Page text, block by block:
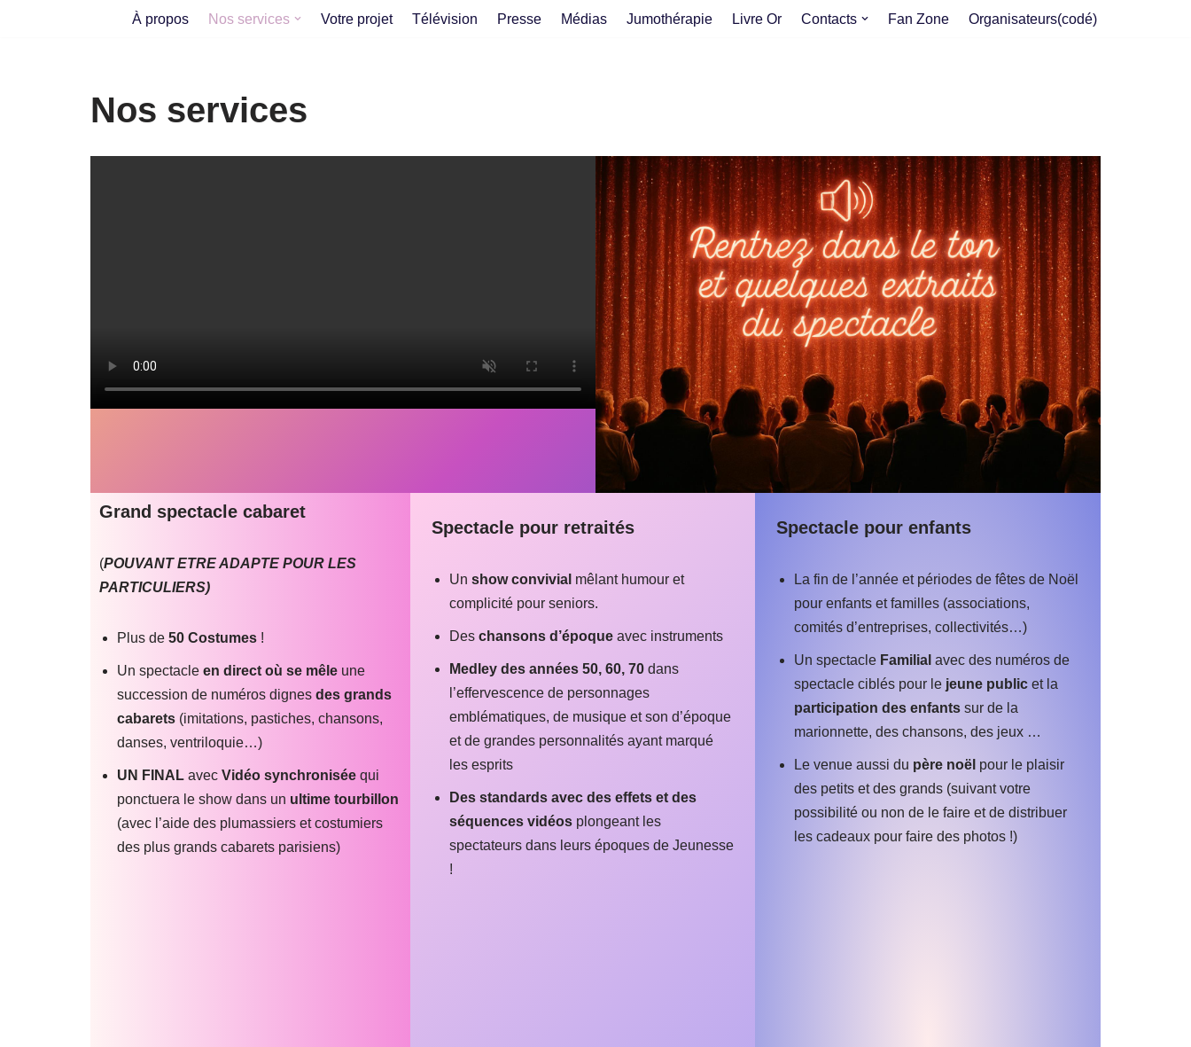
À propos Nos services Votre projet Télévision Presse Médias Jumothérapie Livre Or Contacts Fan Zone Organisateurs(codé)
Nos services
Grand spectacle cabaret
(POUVANT ETRE ADAPTE POUR LES
PARTICULIERS)
Plus de 50 Costumes!
Un spectacle en direct où se mêleune
succession de numéros dignes des grands
cabarets (imitations, pastiches, chansons,
danses, ventriloquie…)
UN FINALavecVidéo synchroniséequi
ponctuera le show dans un ultime tourbillon
(avec l’aide des plumassiers et costumiers
des plus grands cabarets parisiens)
Spectacle pour retraités
Un show convivial mêlant humour et
complicité pour seniors.
Des chansons d’époqueavec instruments
Medley des années 50, 60, 70 dans
l’effervescence de personnages
emblématiques, de musique et son d’époque
et de grandes personnalités ayant marqué
les esprits
Des standards avec des effets et des
séquences vidéosplongeant les
spectateurs dans leurs époques de Jeunesse
!
Spectacle pour enfants
La fin de l’année et périodes de fêtes de Noël
pour enfants et familles (associations,
comités d’entreprises, collectivités…)
Un spectacle Familial avec des numéros de
spectacle ciblés pour le jeune publicet la
participation des enfants sur de la
marionnette, des chansons, des jeux …
Le venue aussi du père noël pour le plaisir
des petits et des grands (suivant votre
possibilité ou non de le faire et de distribuer
les cadeaux pour faire des photos !)